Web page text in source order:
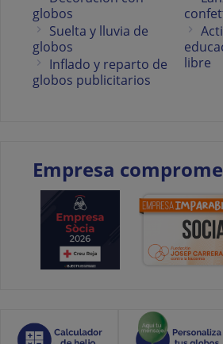
globos
Suelta y lluvia de
globos
Inflado y reparto de
globos publicitarios
libre
Empresa